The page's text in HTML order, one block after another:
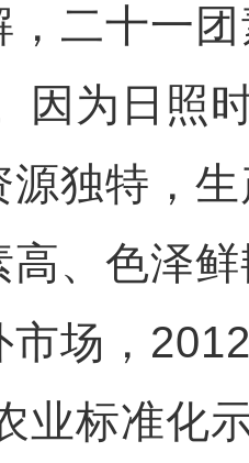
十一团
因为日照
源独特，
高、色泽
市场，
业标准化